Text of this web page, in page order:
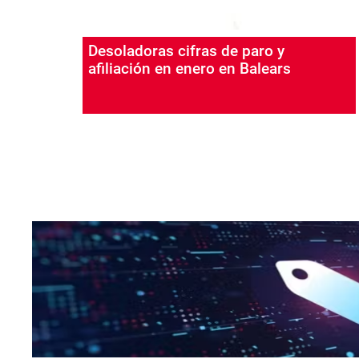
Desoladoras cifras de paro y
afiliación en enero en Balears